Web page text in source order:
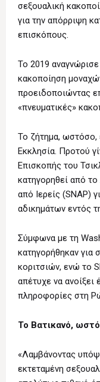
σεξουαλική
για την απόρριψη
επισκόπους.
Το 2019
κακοποίηση
προειδοποιώντας
«πνευματικές»
Το ζήτημα, ωστόσο,
Εκκλησία. Προτού
Επισκοπής του
κατηγορηθεί από
από Ιερείς (SNAP)
αδικημάτων εντός
Σύμφωνα με τη
κατηγορήθηκαν για
κοριτσιών, ενώ το
απέτυχε να ανοίξει
πληροφορίες στη
Το Βατικανό,
«Λαμβάνοντας
εκτεταμένη